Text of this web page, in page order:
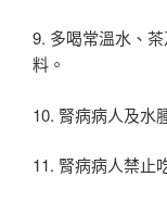
9. 多喝常溫水、
料。
10. 腎病病人及水
11. 腎病病人禁止